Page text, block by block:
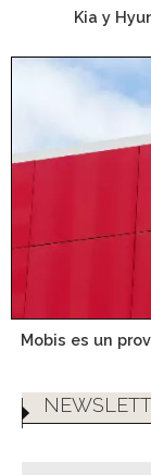
Kia y
Mobis es un